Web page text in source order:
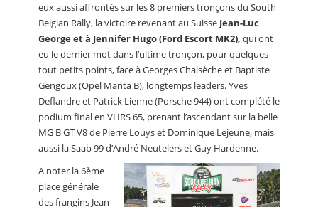
eux aussi affrontés sur les 8 premiers tronçons du South
Belgian Rally, la victoire revenant au Suisse Jean-Luc
George et à Jennifer Hugo (Ford Escort MK2), qui ont
eu le dernier mot dans l’ultime tronçon, pour quelques
tout petits points, face à Georges Chalsèche et Baptiste
Gengoux (Opel Manta B), longtemps leaders. Yves
Deflandre et Patrick Lienne (Porsche 944) ont complété le
podium final en VHRS 65, prenant l’ascendant sur la belle
MG B GT V8 de Pierre Louys et Dominique Lejeune, mais
aussi la Saab 99 d’André Neutelers et Guy Hardenne.
A noter la 6ème
place générale
des frangins Jean